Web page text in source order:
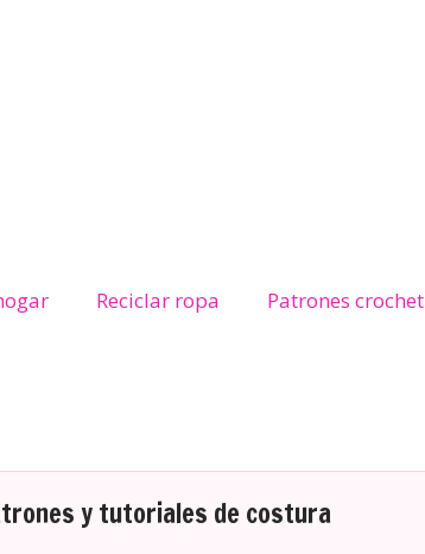
Reciclar ropa Patrones crochet
y tutoriales de costura